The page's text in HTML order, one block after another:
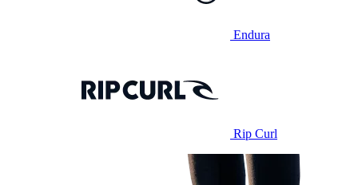
Endura
Rip Curl